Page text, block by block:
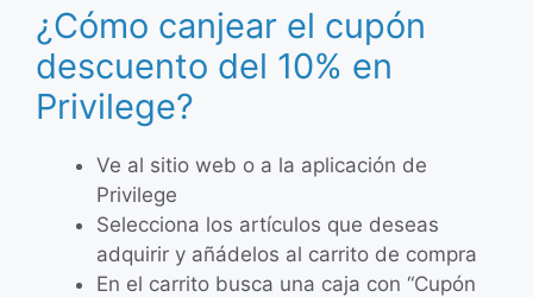
¿Cómo canjear el cupón
descuento del 10% en
Privilege?
Ve al sitio web o a la aplicación de
Privilege
Selecciona los artículos que deseas
adquirir y añádelos al carrito de compra
En el carrito busca una caja con “Cupón